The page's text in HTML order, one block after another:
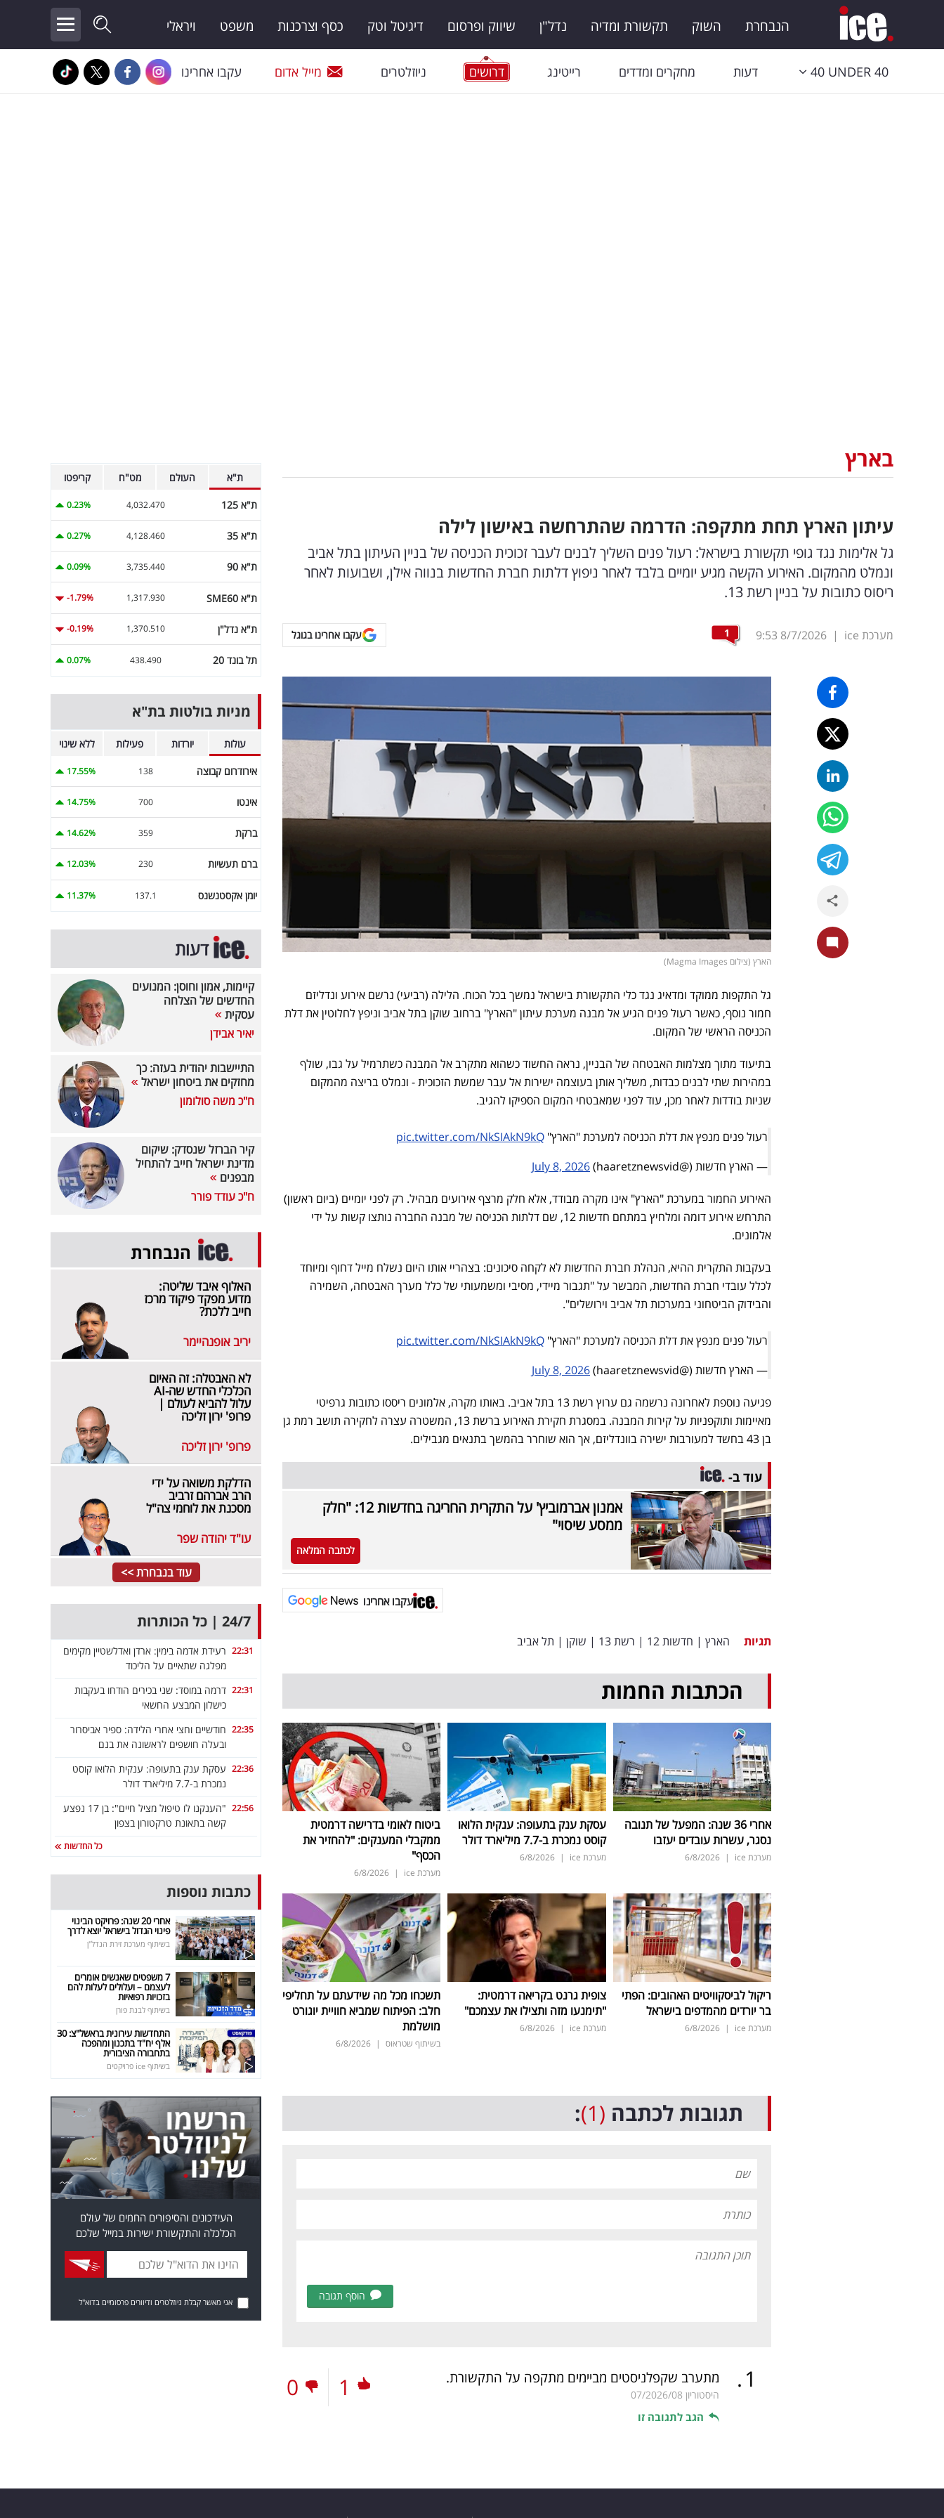
הנבחרת השוק תקשורת ומדיה נדל"ן שיווק ופרסום דיגיטל וטק כסף וצרכנות משפט ויראלי
40 UNDER 40 דעות מחקרים ומדדים רייטינג דרושים ניוזלטרים מייל אדום עקבו אחרינו
בארץ
עיתון הארץ תחת מתקפה: הדרמה שהתרחשה באישון לילה
גל אלימות נגד גופי תקשורת בישראל: רעול פנים השליך לבנים לעבר זכוכית הכניסה של בניין העיתון בתל אביב
ונמלט מהמקום. האירוע הקשה מגיע יומיים בלבד לאחר ניפוץ דלתות חברת החדשות בנווה אילן, ושבועות לאחר
ריסוס כתובות על בניין רשת 13.
מערכת ice |
8/7/2026
9:53
1 עקבו אחרינו בגוגל
הארץ (צילום Magma Images)
גל התקפות ממוקד ומדאיג נגד כלי התקשורת בישראל נמשך בכל הכוח. הלילה (רביעי) נרשם אירוע ונדליזם
חמור נוסף, כאשר רעול פנים הגיע אל מבנה מערכת עיתון "הארץ" ברחוב שוקן בתל אביב וניפץ לחלוטין את דלת
הכניסה הראשי של המקום.
בתיעוד מתוך מצלמות האבטחה של הבניין, נראה החשוד כשהוא מתקרב אל המבנה כשתרמיל על גבו, שולף
במהירות שתי לבנים כבדות, משליך אותן בעוצמה ישירות אל עבר שמשת הזכוכית - ונמלט בריצה מהמקום
שניות בודדות לאחר מכן, עוד לפני שמאבטחי המקום הספיקו להגיב.
רעול פנים מנפץ את דלת הכניסה למערכת "הארץ" pic.twitter.com/NkSIAkN9kQ
— הארץ חדשות (@haaretznewsvid)
July 8, 2026
האירוע החמור במערכת "הארץ" אינו מקרה מבודד, אלא חלק מרצף אירועים מבהיל. רק לפני יומיים (ביום ראשון)
התרחש אירוע דומה ומלחיץ במתחם חדשות 12, שם דלתות הכניסה של מבנה החברה נותצו קשות על ידי
אלמונים.
בעקבות התקרית ההיא, הנהלת חברת החדשות לא לקחה סיכונים: בצהריי אותו היום נשלח מייל דחוף ומיוחד
לכלל עובדי חברת החדשות, המבשר על "תגבור מיידי, מסיבי ומשמעותי של כלל מערך האבטחה, השמירה
והבידוק הביטחוני במערכות תל אביב וירושלים".
רעול פנים מנפץ את דלת הכניסה למערכת "הארץ" pic.twitter.com/NkSIAkN9kQ
— הארץ חדשות (@haaretznewsvid)
July 8, 2026
פגיעה נוספת לאחרונה נרשמה גם ערוץ רשת 13 בתל אביב. באותו מקרה, אלמונים ריססו כתובות גרפיטי
מאיימות ותוקפניות על קירות המבנה. במסגרת חקירת האירוע ברשת 13, המשטרה עצרה לחקירה תושב רמת גן
בן 43 בחשד למעורבות ישירה בוונדליזם, אך הוא שוחרר בהמשך בתנאים מגבילים.
עוד ב-
אמנון אברמוביץ' על התקרית החריגה בחדשות 12: "חלק
ממסע שיסוי"
לכתבה המלאה
עקבו אחרינו
תגיות הארץ | חדשות 12 | רשת 13 | שוקן | תל אביב
הכתבות החמות
אחרי 36 שנה: המפעל של תנובה
נסגר, עשרות עובדים יעזבו
מערכת ice |
6/8/2026
עסקת ענק בתעופה: ענקית הלואו
קוסט נמכרת ב-7.7 מיליארד דולר
מערכת ice |
6/8/2026
ביטוח לאומי בדרישה דרמטית
ממקבלי המענקים: "להחזיר את
הכסף"
מערכת ice |
6/8/2026
ריקול לביסקוויטים האהובים: הפתי
בר יורדים מהמדפים בישראל
מערכת ice |
6/8/2026
צופית גרנט בקריאה דרמטית:
"תימנעו מזה ותצילו את עצמכם"
מערכת ice |
6/8/2026
תשכחו מכל מה שידעתם על תחליפי
חלב: הפיתוח שמביא חוויית יוגורט
מושלמת
בשיתוף שטראוס |
6/8/2026
תגובות לכתבה (1)
:
הוסף תגובה
1
. מתערב שקפלניסטים מביימים מתקפה על התקשורת.
היסטוריון 07/2026/08
הגב לתגובה זו
1
0
ת"א העולם מט"ח קריפטו
ת"א 125 4,032.470
0.23%
ת"א 35 4,128.460
0.27%
ת"א 90 3,735.440
0.09%
ת"א SME60 1,317.930
-1.79%
ת"א נדל"ן 1,370.510
-0.19%
תל בונד 20 438.490
0.07%
מניות בולטות בת"א
עולות יורדות פעילות ללא שינוי
אירודרום קבוצה 138
17.55%
אינטו 700
14.75%
ברקת 359
14.62%
ברם תעשיות 230
12.03%
יומן אקסטנשנס 137.1
11.37%
דעות
קיימות, אמון וחוסן: המנועים
החדשים של הצלחה
עסקית
יאיר אבידן
התיישבות יהודית בעזה: כך
מחזקים את ביטחון ישראל
ח"כ משה סולומון
קיר הברזל שנסדק: שיקום
מדינת ישראל חייב להתחיל
מבפנים
ח"כ עודד פורר
הנבחרת
האלוף איבד שליטה:
מדוע מפקד פיקוד מרכז
חייב ללכת?
יריב אופנהיימר
לא האבטלה: זה האיום
הכלכלי החדש שה-AI
עלול להביא לעולם |
פרופ' ירון זליכה
פרופ' ירון זליכה
הדלקת משואה על ידי
הרב אברהם זרביב
מסכנת את לוחמי צה"ל
עו"ד יהודה שפר
עוד בנבחרת >>
24/7 | כל הכותרות
22:31 רעידת אדמה בימין: ארדן ואדלשטיין מקימים
מפלגה שתאיים על הליכוד
22:31 דרמה במוסד: שני בכירים הודחו בעקבות
כישלון המבצע החשאי
22:35 חודשיים וחצי אחרי הלידה: ספיר אביסרור
ובעלה חושפים לראשונה את בנם
22:36 עסקת ענק בתעופה: ענקית הלואו קוסט
נמכרת ב-7.7 מיליארד דולר
22:56
"הענקנו לו טיפול מציל חיים": בן 17 נפצע
קשה בתאונת טרקטורון בצפון
כל החדשות
כתבות נוספות
אחרי 20 שנה: פרויקט הבינוי
פינוי הגדול בישראל יוצא לדרך
בשיתוף מערכת זירת הנדל"ן
7 משפטים שאנשים אומרים
לעצמם – ועלולים לעלות להם
בזכויות רפואיות
בשיתוף לבנת פורן
התחדשות עירונית בראשל"צ: 30
אלף יח"ד בתכנון ומהפכה
בתחבורה הציבורית
בשיתוף ice פרויקטים
העידכונים והסיפורים החמים של עולם
הכלכלה והתקשורת ישירות במייל שלכם
אני מאשר קבלת ניוזלטרים ודיוורים פרסומיים בדוא"ל